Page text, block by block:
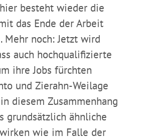
besteht wieder die
das Ende der Arbeit
Mehr noch: Jetzt wird
auch hochqualifizierte
ihre Jobs fürchten
und Zierahn-Weilage
diesem Zusammenhang
grundsätzlich ähnliche
wie im Falle der